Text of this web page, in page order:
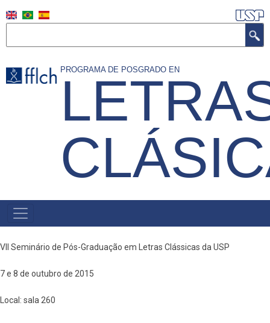
to
PROGRAMA DE POSGRADO EN
NAVEGAÇÃO
PRINCIPAL
VII Seminário de Pós-Graduação em Letras Clássicas da USP
7 e 8 de outubro de 2015
Local: sala 260